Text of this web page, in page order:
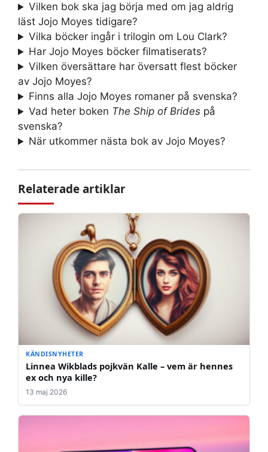
Vilken bok ska jag börja med om jag aldrig
läst Jojo Moyes tidigare?
Vilka böcker ingår i trilogin om Lou Clark?
Har Jojo Moyes böcker filmatiserats?
Vilken översättare har översatt flest böcker
av Jojo Moyes?
Finns alla Jojo Moyes romaner på svenska?
Vad heter boken The Ship of Brides på
svenska?
När utkommer nästa bok av Jojo Moyes?
Relaterade artiklar
KÄNDISNYHETER
Linnea Wikblads pojkvän Kalle – vem är hennes
ex och nya kille?
13 maj 2026